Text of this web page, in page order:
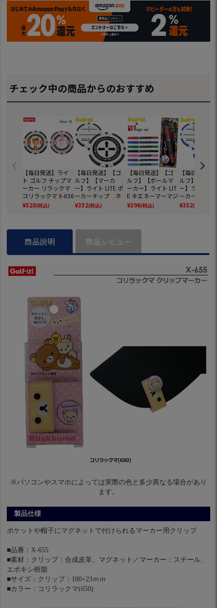
チェック中の商品からのおすすめ
【毎日発送】ライ
ト ゴルフ チップマ
ーカー リラックマ
コリラックマ X-656
LITE GOLF
¥528(税込)
【毎日発送】【ゴ
ルフ】【マーカ
ー】ライト LITE ポ
ーカーチップ ネ
クストパット(100)
X-768
¥352(税込)
【毎日発送】【ゴ
ルフ】【ボールマ
ーカー】ライト LIT
E キエネーマーマジ
ック G-424 ゴルフ
ボールマーカー
¥396(税込)
【毎日発送】
ルフ】【マー
ー】ライト
ーカーチッ
ンパットブル
0) X-768
¥352(税込)
商品説明 商品レビュー
※パソコンやスマホによっては実際の色と多少異なる場合があり
ます。
製品仕様
ポケットや帽子にマグネットで付けられるマーカー用クリップ
■品番：X-655
■素材：クリップ：合成皮革、マグネット／マーカー：スチール、
エポキシ樹脂
■サイズ：クリップ：100×23ｍｍ
■カラー：コリラックマ(650)